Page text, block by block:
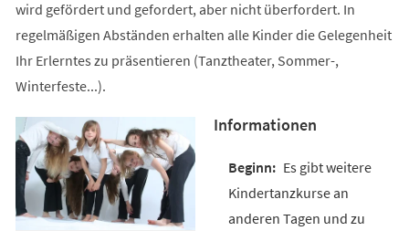
wird gefördert und gefordert, aber nicht überfordert. In
regelmäßigen Abständen erhalten alle Kinder die Gelegenheit
Ihr Erlerntes zu präsentieren (Tanztheater, Sommer-,
Winterfeste...).
Informationen
Es gibt weitere
Kindertanzkurse an
anderen Tagen und zu